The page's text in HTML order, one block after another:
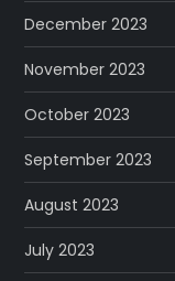
December 2023
November 2023
October 2023
September 2023
August 2023
July 2023